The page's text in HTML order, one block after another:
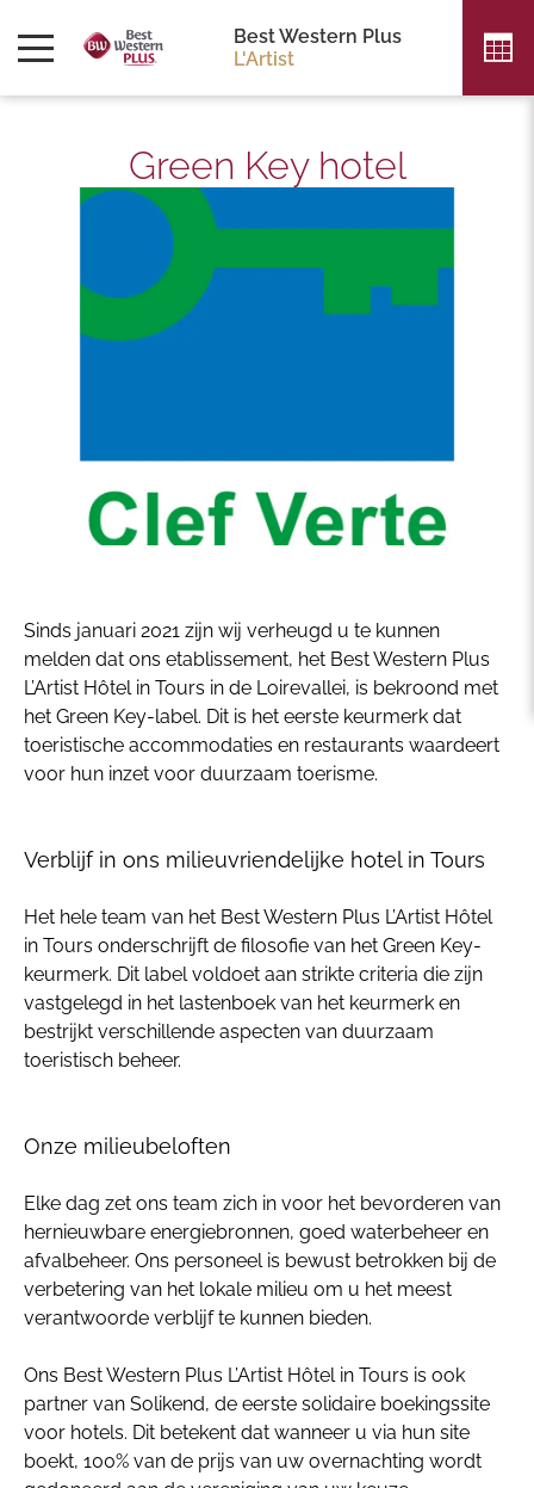
Best Western Plus
L'Artist
Green Key hotel
Sinds januari 2021 zijn wij verheugd u te kunnen
melden dat ons etablissement, het Best Western Plus
L’Artist Hôtel in Tours in de Loirevallei, is bekroond met
het Green Key-label. Dit is het eerste keurmerk dat
toeristische accommodaties en restaurants waardeert
voor hun inzet voor duurzaam toerisme.
​Verblijf in ons milieuvriendelijke hotel in Tours
Het hele team van het Best Western Plus L’Artist Hôtel
in Tours onderschrijft de filosofie van het Green Key-
keurmerk. Dit label voldoet aan strikte criteria die zijn
vastgelegd in het lastenboek van het keurmerk en
bestrijkt verschillende aspecten van duurzaam
toeristisch beheer.
​Onze milieubeloften
Elke dag zet ons team zich in voor het bevorderen van
hernieuwbare energiebronnen, goed waterbeheer en
afvalbeheer. Ons personeel is bewust betrokken bij de
verbetering van het lokale milieu om u het meest
verantwoorde verblijf te kunnen bieden.
Ons Best Western Plus L’Artist Hôtel in Tours is ook
partner van Solikend, de eerste solidaire boekingssite
voor hotels. Dit betekent dat wanneer u via hun site
boekt, 100% van de prijs van uw overnachting wordt